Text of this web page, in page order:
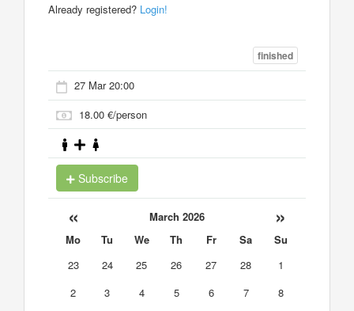
Already registered? Login!
finished
27 Mar 20:00
18.00 €/person
Subscribe
« March 2026 »
Mo Tu We Th Fr Sa
Su
23
24 25 26 27 28
1
2
3 4 5 6 7
8